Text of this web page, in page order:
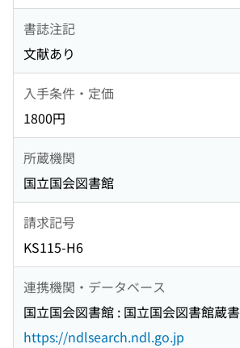
書誌注記
文献あり
入手条件・定価
1800円
所蔵機関
国立国会図書館
請求記号
KS115-H6
連携機関・データベース
国立国会図書館 : 国立国会図書館蔵書
https://ndlsearch.ndl.go.jp